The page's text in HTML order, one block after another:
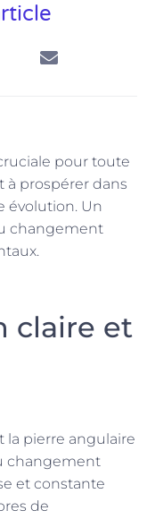
pour toute
à prospérer dans
évolution. Un
changement
claire et
la pierre angulaire
changement
et constante
de